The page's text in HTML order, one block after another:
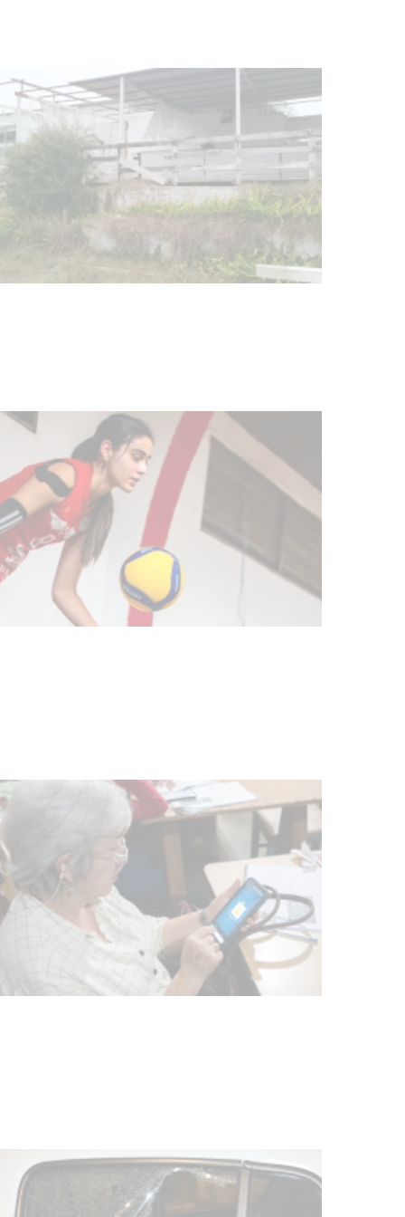
con discapacidad y adultos
mayores
03-08-2026
Actualización sobre la agenda de
vacunación contra el
meningococo
NOTICIAS
discapacidad
03-08-2026
Siniestro laboral con tiernizadora
de carne
01-08-2026
POLICIALES
NOTICIAS